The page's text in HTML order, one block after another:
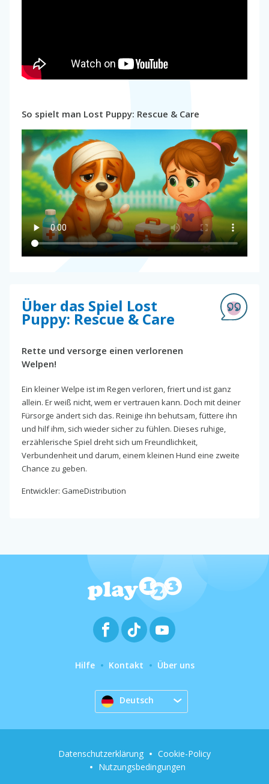
So spielt man Lost Puppy: Rescue & Care
Über das Spiel Lost
Puppy: Rescue & Care
Rette und versorge einen verlorenen
Welpen!
Ein kleiner Welpe ist im Regen verloren, friert und ist ganz
allein. Er weiß nicht, wem er vertrauen kann. Doch mit deiner
Fürsorge ändert sich das. Reinige ihn behutsam, füttere ihn
und hilf ihm, sich wieder sicher zu fühlen. Dieses ruhige,
erzählerische Spiel dreht sich um Freundlichkeit,
Verbundenheit und darum, einem kleinen Hund eine zweite
Chance zu geben.
Entwickler: GameDistribution
Hilfe Kontakt Über uns
Deutsch
Datenschutzerklärung
Cookie-Policy
Nutzungsbedingungen